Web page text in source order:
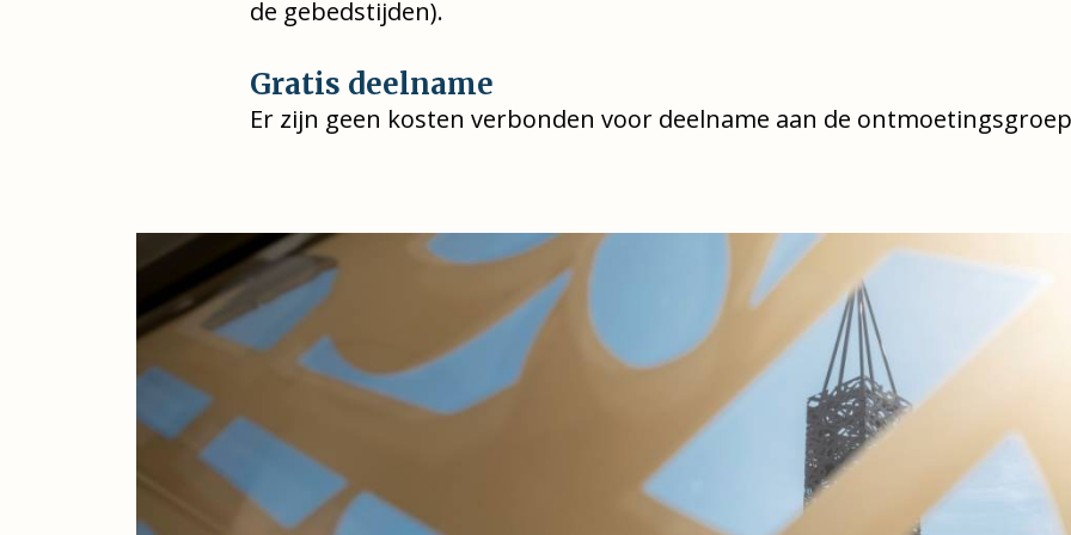
de gebedstijden).
Gratis deelname
Er zijn geen kosten verbonden voor deelname aan de